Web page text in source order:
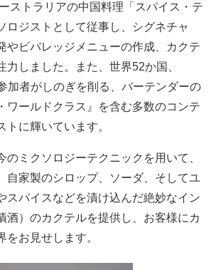
ストラリアの中国料理「スパイス・テ
ロジストとして従事し、シグネチャ
やビバレッジメニューの作成、カクテ
力しました。また、世界52か国、
加者がしのぎを削る、バーテンダーの
ワールドクラス』を含む多数のコンテ
トに輝いています。
ミクソロジーテクニックを用いて、
自家製のシロップ、ソーダ、そしてユ
スパイスなどを漬け込んだ絶妙なイン
酒）のカクテルを提供し、お客様にカ
をお見せします。